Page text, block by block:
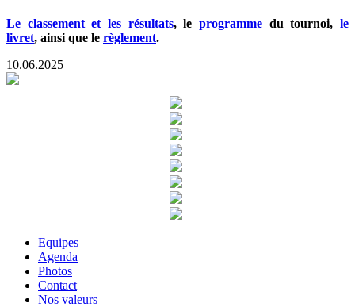
Le classement et les résultats, leprogramme du tournoi,le
livret, ainsi que le règlement.
10.06.2025
Equipes
Agenda
Photos
Contact
Nos valeurs